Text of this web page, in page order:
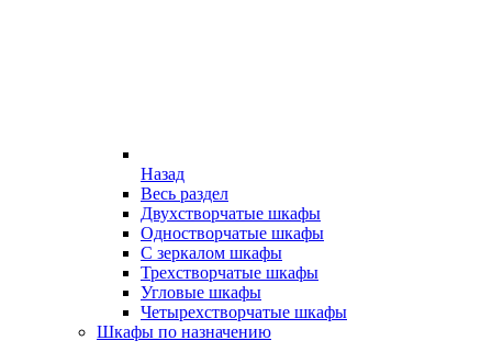
Назад
Весь раздел
Двухстворчатые шкафы
Одностворчатые шкафы
С зеркалом шкафы
Трехстворчатые шкафы
Угловые шкафы
Четырехстворчатые шкафы
Шкафы по назначению